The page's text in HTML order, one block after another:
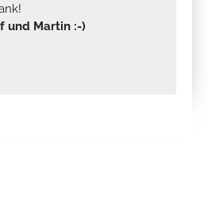
und Martin :-)